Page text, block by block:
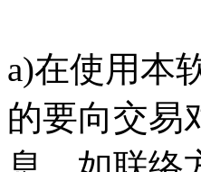
a)在使用本
的要向交易